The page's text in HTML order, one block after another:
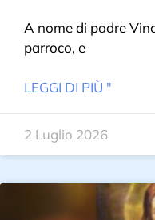
A nome di padre
parroco, e
LEGGI DI PIÙ "
2 Luglio 2026